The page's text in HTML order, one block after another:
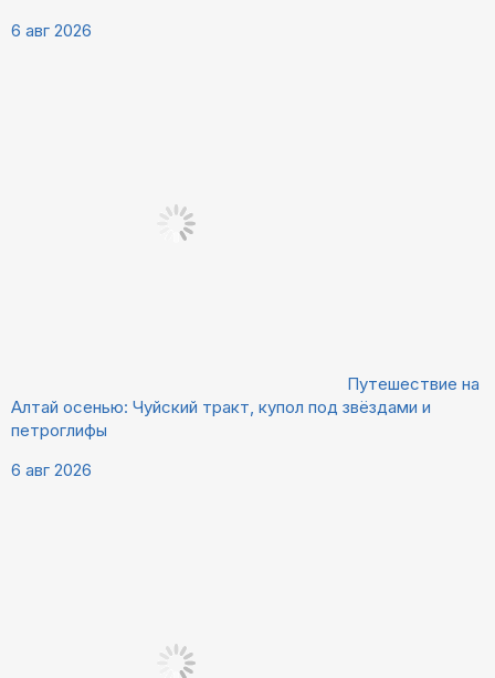
6 авг 2026
Путешествие на
Алтай осенью: Чуйский тракт, купол под звёздами и
петроглифы
6 авг 2026